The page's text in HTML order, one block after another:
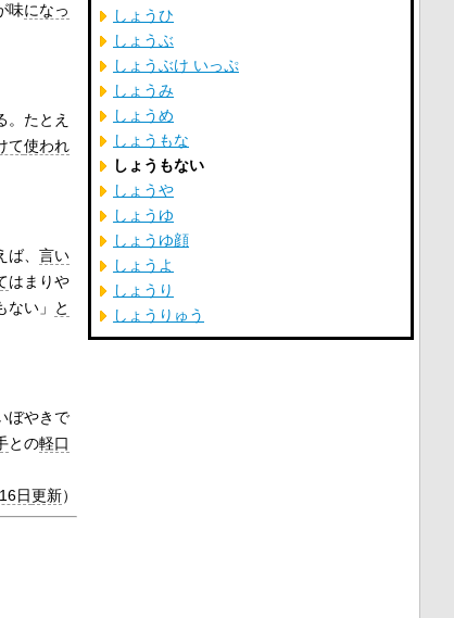
味になっ
。たとえ
て使われ
、 言い
はまりや
ない」
と
ぼやきで
との軽口
日更新）
しょうひ
しょうぶ
しょうぶけ いっぷ
しょうみ
しょうめ
しょうもな
しょうもない
しょうや
しょうゆ
しょうゆ顔
しょうよ
しょうり
しょうりゅう